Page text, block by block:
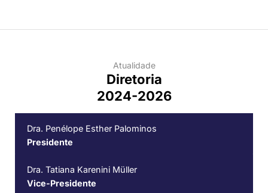
Atualidade
Diretoria
2024-2026
Dra. Penélope Esther Palominos
Presidente
Dra. Tatiana Karenini Müller
Vice-Presidente